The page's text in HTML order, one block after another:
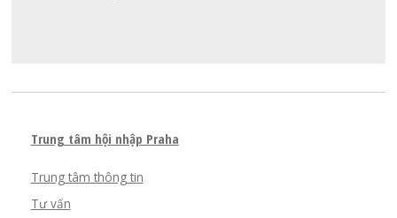
Trung tâm hội nhập Praha
Trung tâm thông tin
Tư vấn